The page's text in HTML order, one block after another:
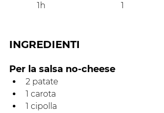
1h 1
INGREDIENTI
Per la salsa no-cheese
2 patate
1 carota
1 cipolla